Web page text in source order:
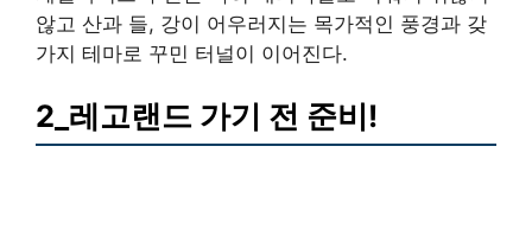
않고 산과 들, 강이 어우러지는 목가적인 풍경과 갖
가지 테마로 꾸민 터널이 이어진다.
2_레고랜드 가기 전 준비!